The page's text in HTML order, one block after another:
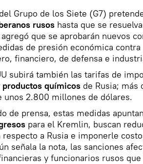
Grupo de los Siete (G7)
rusos hasta que se
agregó que se aprobarán nuevos
de presión económica contra
financiero, de defensa e
subirá también las tarifas de
químicos de Rusia; más
2.800 millones de dólares.
de prensa, estas medidas
para el Kremlin, buscan
respecto a Rusia e imponerle
señala la nota, las sanciones
y funcionarios rusos que